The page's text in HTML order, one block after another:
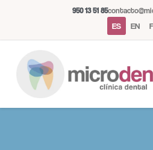
950 13 51 85
ES EN